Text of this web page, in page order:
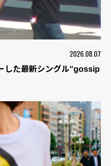
2026.08.07
した最新シングル“gossip